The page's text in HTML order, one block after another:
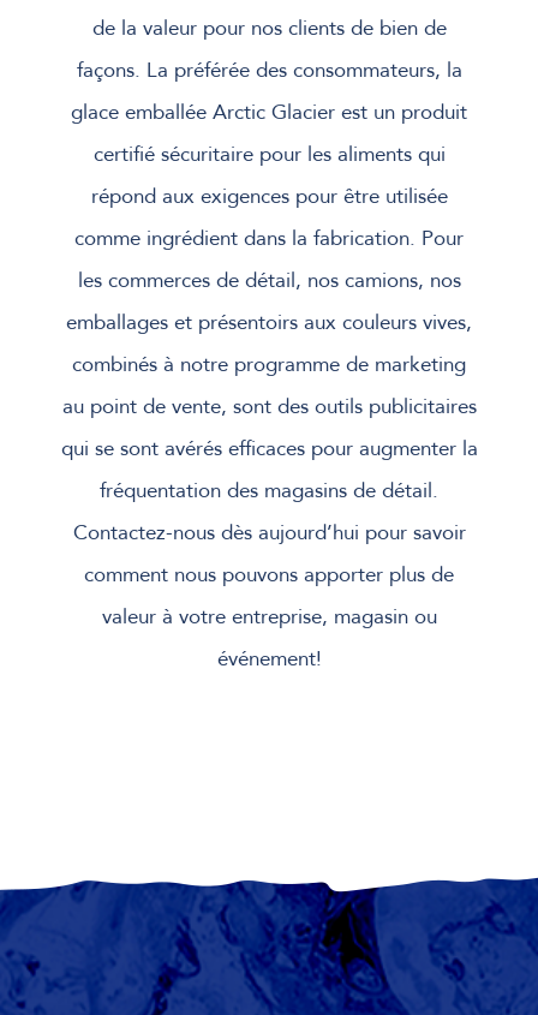
de la valeur pour nos clients de bien de
façons. La préférée des consommateurs, la
glace emballée Arctic Glacier est un produit
certifié sécuritaire pour les aliments qui
répond aux exigences pour être utilisée
comme ingrédient dans la fabrication. Pour
les commerces de détail, nos camions, nos
emballages et présentoirs aux couleurs vives,
combinés à notre programme de marketing
au point de vente, sont des outils publicitaires
qui se sont avérés efficaces pour augmenter la
fréquentation des magasins de détail.
Contactez-nous dès aujourd’hui pour savoir
comment nous pouvons apporter plus de
valeur à votre entreprise, magasin ou
événement!